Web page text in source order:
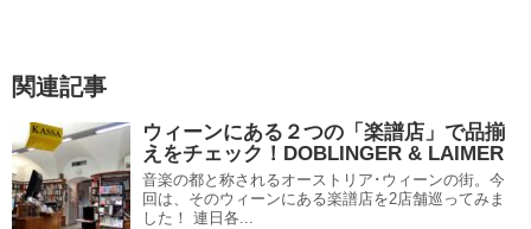
関連記事
ウィーンにある２つの「楽譜店」で品揃
えをチェック！DOBLINGER & LAIMER
音楽の都と称されるオーストリア･ウィーンの街。今
回は、そのウィーンにある楽譜店を2店舗巡ってみま
した！ 連日各...